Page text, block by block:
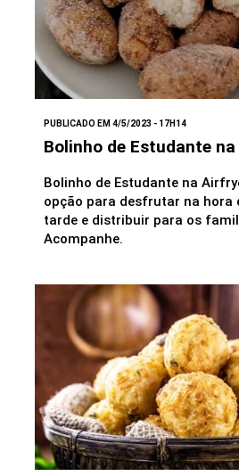
PUBLICADO EM 4/5/2023 - 17H14
Bolinho de Estudante
Bolinho de Estudante na
opção para desfrutar na hora
tarde e distribuir para os
Acompanhe.